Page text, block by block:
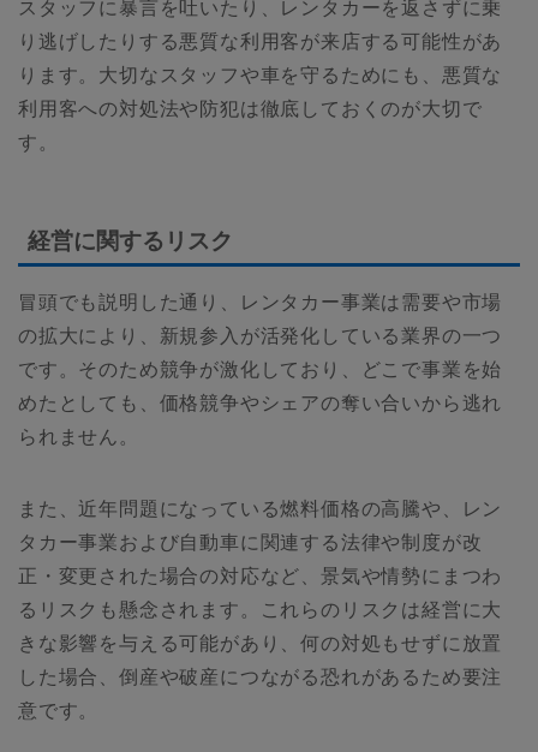
スタッフに暴言を吐いたり、レンタカーを返さずに乗
り逃げしたりする悪質な利用客が来店する可能性があ
ります。大切なスタッフや車を守るためにも、悪質な
利用客への対処法や防犯は徹底しておくのが大切で
す。
経営に関するリスク
冒頭でも説明した通り、レンタカー事業は需要や市場
の拡大により、新規参入が活発化している業界の一つ
です。そのため競争が激化しており、どこで事業を始
めたとしても、価格競争やシェアの奪い合いから逃れ
られません。
また、近年問題になっている燃料価格の高騰や、レン
タカー事業および自動車に関連する法律や制度が改
正・変更された場合の対応など、景気や情勢にまつわ
るリスクも懸念されます。これらのリスクは経営に大
きな影響を与える可能があり、何の対処もせずに放置
した場合、倒産や破産につながる恐れがあるため要注
意です。